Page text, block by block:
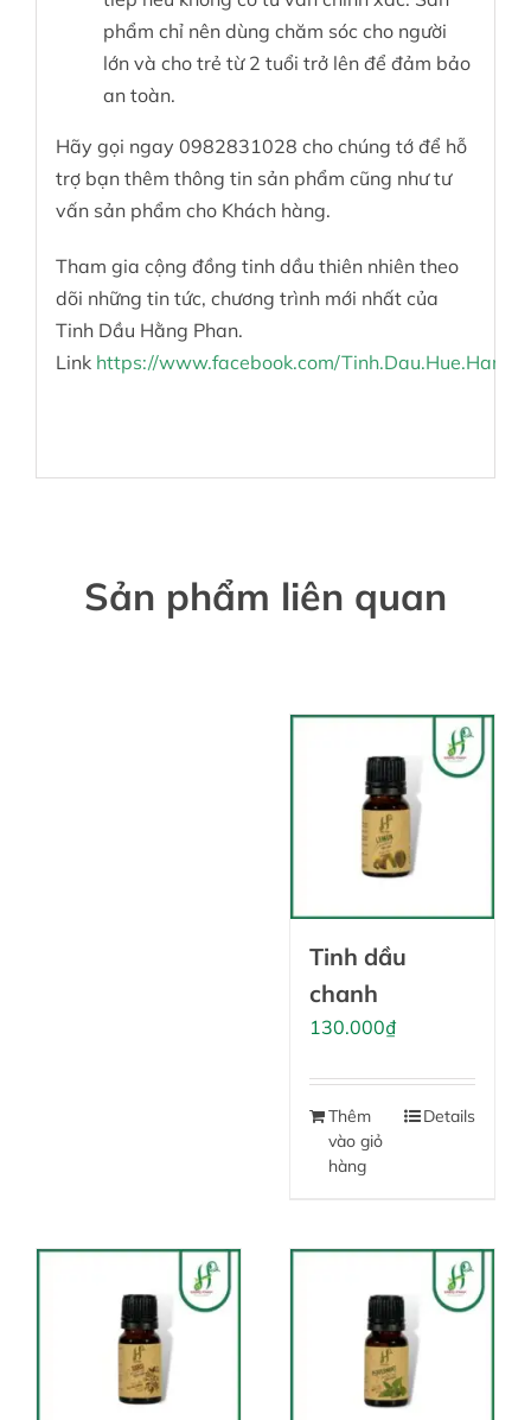
phẩm chỉ nên dùng chăm sóc cho người
lớn và cho trẻ từ 2 tuổi trở lên để đảm bảo
an toàn.
Hãy gọi ngay 0982831028 cho chúng tớ để hỗ
trợ bạn thêm thông tin sản phẩm cũng như tư
vấn sản phẩm cho Khách hàng.
Tham gia cộng đồng tinh dầu thiên nhiên theo
dõi những tin tức, chương trình mới nhất của
Tinh Dầu Hằng Phan.
Link https://www.facebook.com/
Sản phẩm liên quan
Tinh dầu
chanh
130.000₫
Thêm
vào giỏ
hàng
Details